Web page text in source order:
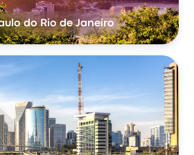
do Rio de Janeiro